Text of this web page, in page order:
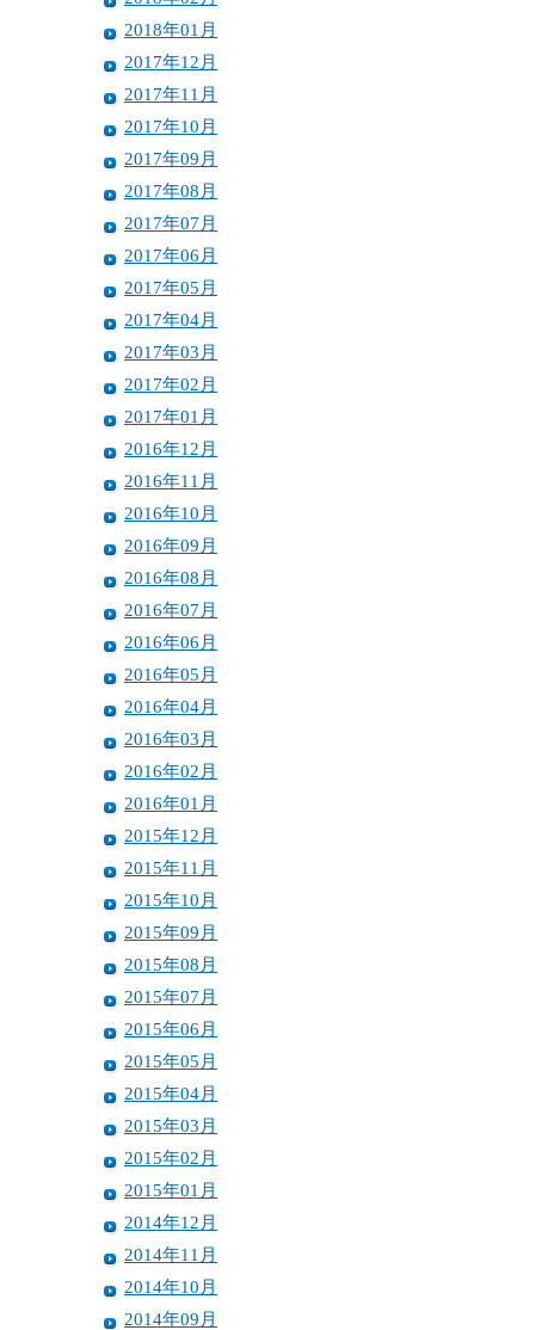
2018年01月
2017年12月
2017年11月
2017年10月
2017年09月
2017年08月
2017年07月
2017年06月
2017年05月
2017年04月
2017年03月
2017年02月
2017年01月
2016年12月
2016年11月
2016年10月
2016年09月
2016年08月
2016年07月
2016年06月
2016年05月
2016年04月
2016年03月
2016年02月
2016年01月
2015年12月
2015年11月
2015年10月
2015年09月
2015年08月
2015年07月
2015年06月
2015年05月
2015年04月
2015年03月
2015年02月
2015年01月
2014年12月
2014年11月
2014年10月
2014年09月